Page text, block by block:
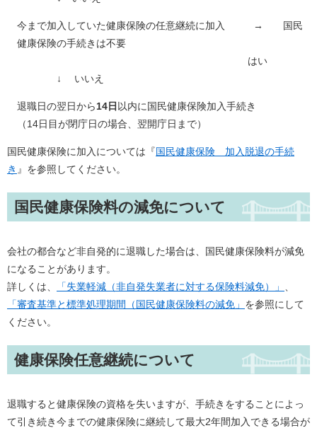
今まで加入していた健康保険の任意継続に加入 → 国民
健康保険の手続きは不要
はい
↓ いいえ
退職日の翌日から14日 以内に国民健康保険加入手続き
（14日目が閉庁日の場合、翌開庁日まで）
国民健康保険に加入については『国民健康保険 加入脱退の手続
き 』を参照してください。
国民健康保険料の減免について
会社の都合など非自発的に退職した場合は、国民健康保険料が減免
になることがあります。
詳しくは、
「失業軽減（非自発失業者に対する保険料減免）」
「審査基準と標準処理期間（国民健康保険料の減免」 を参照にして
ください。
健康保険任意継続について
退職すると健康保険の資格を失いますが、手続きをすることによっ
て引き続き今までの健康保険に継続して最大2年間加入できる場合が